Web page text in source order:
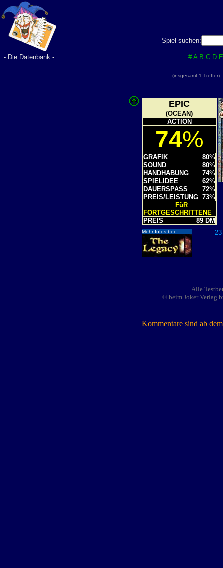
Spiel suchen:
# A B C D E
- Die Datenbank -
(insgesamt 1
EPIC
(OCEAN)
ACTION
74%
GRAFIK 80%
SOUND
80%
HANDHABUNG
74%
SPIELIDEE
62%
DAUERSPASS
72%
PREIS/LEISTUNG73%
FüR
FORTGESCHRITTENE
PREIS
89 DM
Mehr Infos bei: 23
Alle
© beim Joker Verlag
Kommentare sind ab